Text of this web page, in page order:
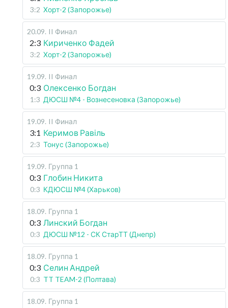
3:2 Хорт-2 (Запорожье)
20.09. II Финал
2:3 Кириченко Фадей
3:2 Хорт-2 (Запорожье)
19.09. II Финал
0:3 Олексенко Богдан
1:3 ДЮСШ №4 - Вознесеновка (Запорожье)
19.09. II Финал
3:1 Керимов Равіль
2:3 Тонус (Запорожье)
19.09. Группа 1
0:3 Глобин Никита
0:3 КДЮСШ №4 (Харьков)
18.09. Группа 1
0:3 Линский Богдан
0:3 ДЮСШ №12 - СК СтарТТ (Днепр)
18.09. Группа 1
0:3 Селин Андрей
0:3 TT TEAM-2 (Полтава)
18.09. Группа 1